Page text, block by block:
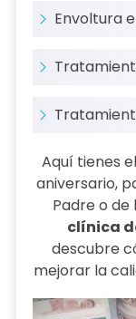
Envoltura
Aquí tienes
aniversario,
Padre o de
clínica
descubre
mejorar la